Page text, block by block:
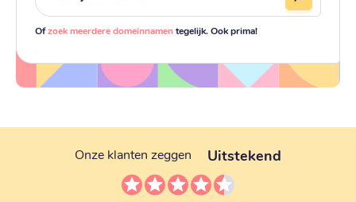
Ofzoek meerdere domeinnamentegelijk. Ook prima!
Onze klanten zeggen Uitstekend